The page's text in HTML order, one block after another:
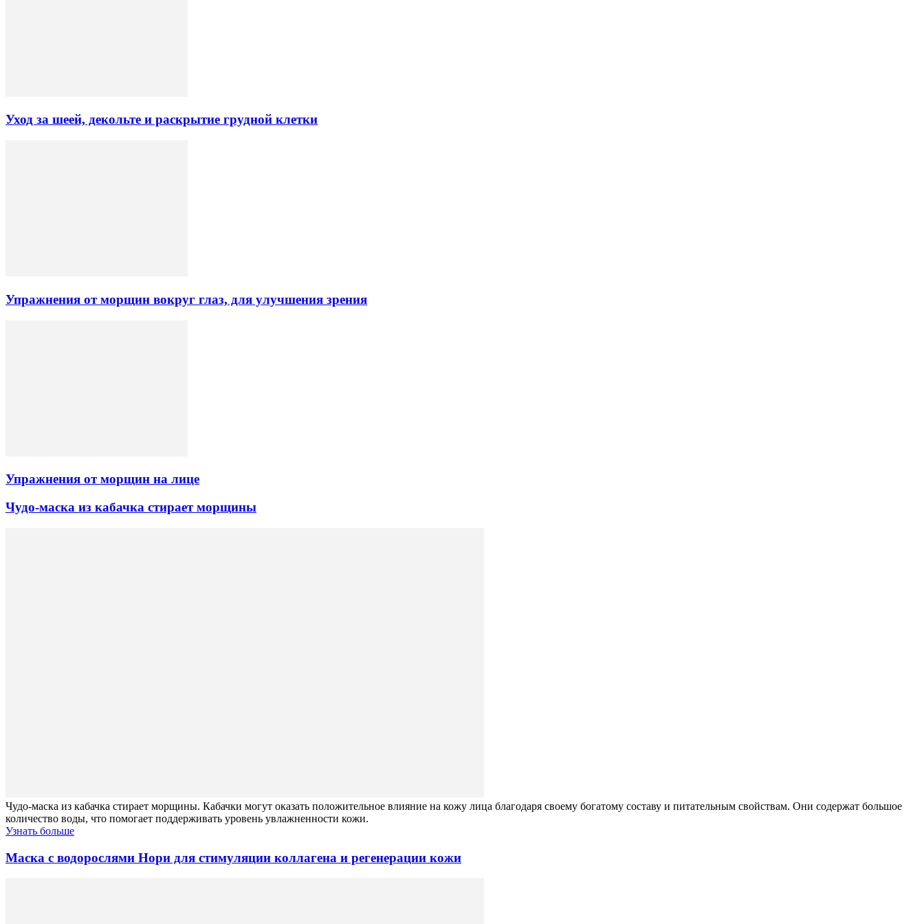
Уход за шеей, декольте и раскрытие грудной клетки
Упражнения от морщин вокруг глаз, для улучшения зрения
Упражнения от морщин на лице
Чудо-маска из кабачка стирает морщины
Чудо-маска из кабачка стирает морщины. Кабачки могут оказать положительное влияние на кожу лица благодаря своему богатому составу и питательным свойствам. Они содержат большое
количество воды, что помогает поддерживать уровень увлажненности кожи.
Узнать больше
Маска с водорослями Нори для стимуляции коллагена и регенерации кожи